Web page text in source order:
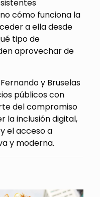
cómo funciona la
a ella desde
tipo de
aprovechar de
y Bruselas
públicos con
del compromiso
la inclusión digital,
el acceso a
y moderna.